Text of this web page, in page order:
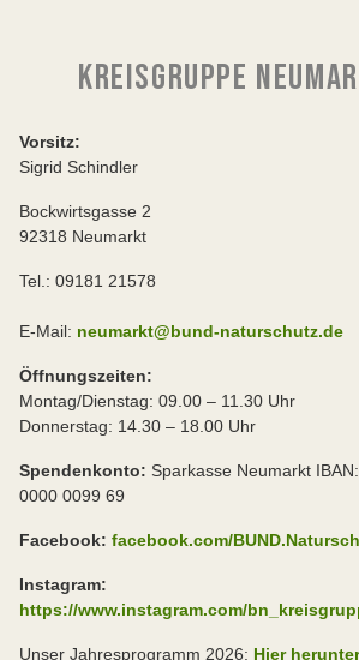
KREISGRUPPE
Vorsitz:
Sigrid Schindler
Bockwirtsgasse 2
92318 Neumarkt
Tel.: 09181 21578
E-Mail: neumarkt@bund-naturschutz.de
Öffnungszeiten:
Montag/Dienstag: 09.00 – 11.30 Uhr
Donnerstag: 14.30 – 18.00 Uhr
Spendenkonto: Sparkasse Neumarkt
0000 0099 69
Facebook: facebook.com/
Instagram:
https://www.instagram.com/
Unser Jahresprogramm 2026: Hier